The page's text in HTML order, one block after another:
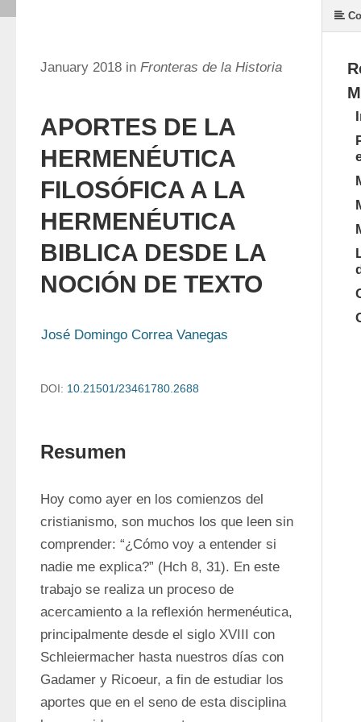
January 2018 in Fronteras de la Historia
APORTES DE LA
HERMENÉUTICA
FILOSÓFICA A LA
HERMENÉUTICA
BIBLICA DESDE LA
NOCIÓN DE TEXTO
José Domingo Correa Vanegas
DOI: 10.21501/23461780.2688
Resumen
Hoy como ayer en los comienzos del
cristianismo, son muchos los que leen sin
comprender: “¿Cómo voy a entender si
nadie me explica?” (Hch 8, 31). En este
trabajo se realiza un proceso de
acercamiento a la reflexión hermenéutica,
principalmente desde el siglo XVIII con
Schleiermacher hasta nuestros días con
Gadamer y Ricoeur, a fin de estudiar los
aportes que en el seno de esta disciplina